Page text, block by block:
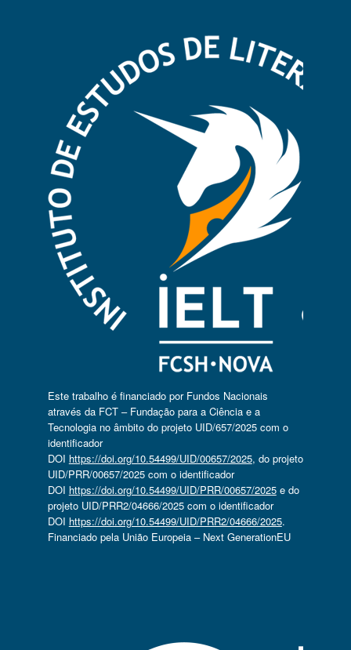
Este trabalho é financiado por Fundos Nacionais
através da FCT – Fundação para a Ciência e a
Tecnologia no âmbito do projeto UID/657/2025 com o
identificador
DOI https://doi.org/10.54499/UID/00657/2025, do projeto
UID/PRR/00657/2025 com o identificador
DOI https://doi.org/10.54499/UID/PRR/00657/2025e do
projeto UID/PRR2/04666/2025 com o identificador
DOI https://doi.org/10.54499/UID/PRR2/04666/2025.
Financiado pela União Europeia – Next GenerationEU